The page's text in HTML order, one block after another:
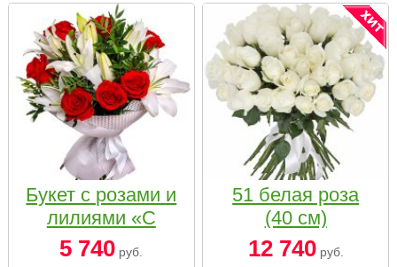
Букет с розами и
лилиями «С
наилучшими
5 740 руб.
51 белая роза
(40 см)
12 740руб.